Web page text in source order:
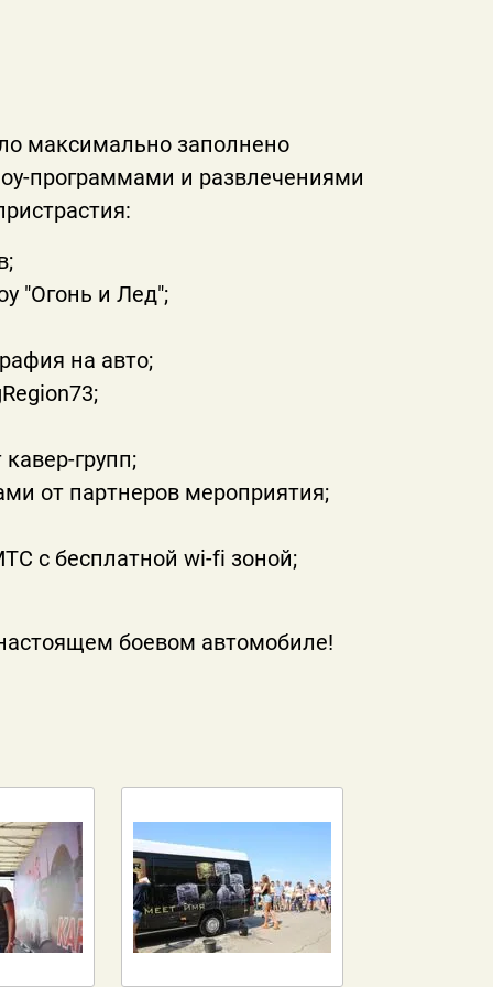
максимально заполнено
программами и развлечениями
"Огонь и Лед";
на авто;
групп;
от партнеров мероприятия;
с бесплатной wi-fi зоной;
боевом автомобиле!